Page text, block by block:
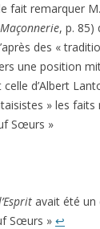
fait remarquer
, p. 85)
des «
une position
d’Albert
» les faits
Sœurs »
avait été un
Sœurs » ↩